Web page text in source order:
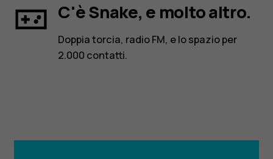
C'è Snake, e molto altro.
Doppia torcia, radio FM, e lo spazio per
2.000 contatti.